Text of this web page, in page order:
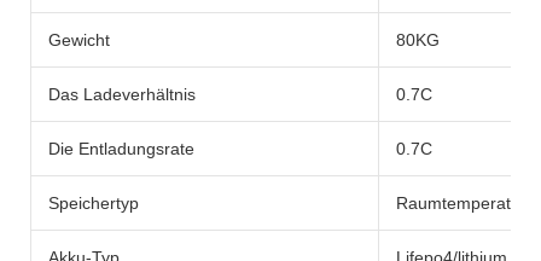
Gewicht 80KG
Das Ladeverhältnis 0.7C
Die Entladungsrate 0.7C
Speichertyp Raumtemperatur